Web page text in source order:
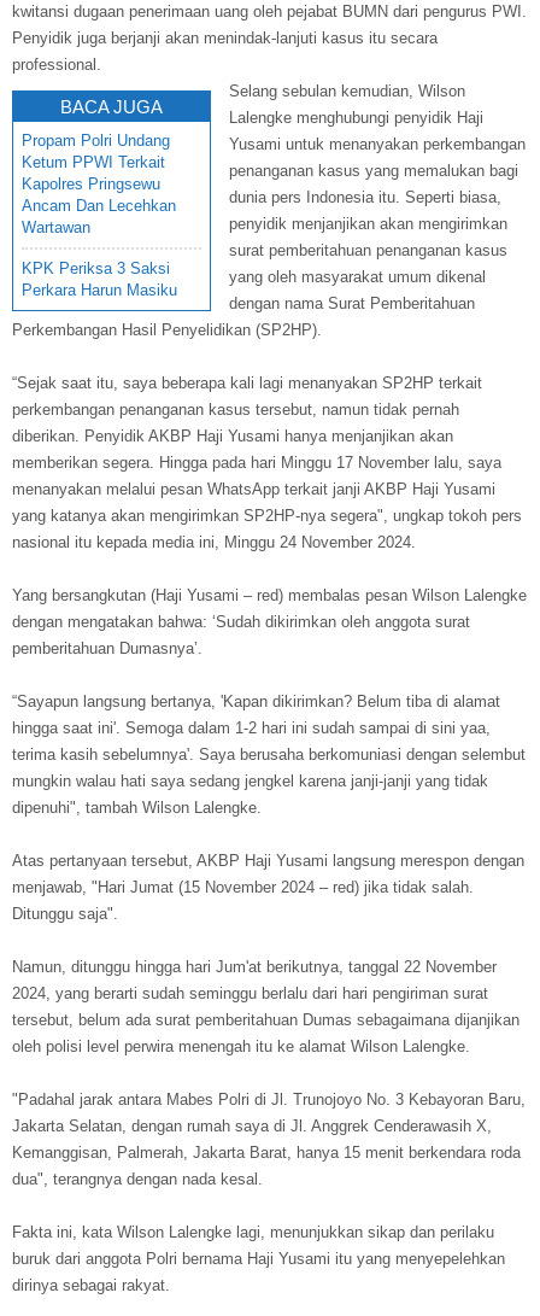
kwitansi dugaan penerimaan uang oleh pejabat BUMN dari pengurus PWI.
Penyidik juga berjanji akan menindak-lanjuti kasus itu secara
professional.
BACA JUGA
Propam Polri Undang
Ketum PPWI Terkait
Kapolres Pringsewu
Ancam Dan Lecehkan
Wartawan
KPK Periksa 3 Saksi
Perkara Harun Masiku
Selang sebulan kemudian, Wilson
Lalengke menghubungi penyidik Haji
Yusami untuk menanyakan perkembangan
penanganan kasus yang memalukan bagi
dunia pers Indonesia itu. Seperti biasa,
penyidik menjanjikan akan mengirimkan
surat pemberitahuan penanganan kasus
yang oleh masyarakat umum dikenal
dengan nama Surat Pemberitahuan
Perkembangan Hasil Penyelidikan (SP2HP).
“Sejak saat itu, saya beberapa kali lagi menanyakan SP2HP terkait
perkembangan penanganan kasus tersebut, namun tidak pernah
diberikan. Penyidik AKBP Haji Yusami hanya menjanjikan akan
memberikan segera. Hingga pada hari Minggu 17 November lalu, saya
menanyakan melalui pesan WhatsApp terkait janji AKBP Haji Yusami
yang katanya akan mengirimkan SP2HP-nya segera", ungkap tokoh pers
nasional itu kepada media ini, Minggu 24 November 2024.
Yang bersangkutan (Haji Yusami – red) membalas pesan Wilson Lalengke
dengan mengatakan bahwa: ‘Sudah dikirimkan oleh anggota surat
pemberitahuan Dumasnya’.
“Sayapun langsung bertanya, 'Kapan dikirimkan? Belum tiba di alamat
hingga saat ini'. Semoga dalam 1-2 hari ini sudah sampai di sini yaa,
terima kasih sebelumnya'. Saya berusaha berkomuniasi dengan selembut
mungkin walau hati saya sedang jengkel karena janji-janji yang tidak
dipenuhi", tambah Wilson Lalengke.
Atas pertanyaan tersebut, AKBP Haji Yusami langsung merespon dengan
menjawab, "Hari Jumat (15 November 2024 – red) jika tidak salah.
Ditunggu saja".
Namun, ditunggu hingga hari Jum'at berikutnya, tanggal 22 November
2024, yang berarti sudah seminggu berlalu dari hari pengiriman surat
tersebut, belum ada surat pemberitahuan Dumas sebagaimana dijanjikan
oleh polisi level perwira menengah itu ke alamat Wilson Lalengke.
"Padahal jarak antara Mabes Polri di Jl. Trunojoyo No. 3 Kebayoran Baru,
Jakarta Selatan, dengan rumah saya di Jl. Anggrek Cenderawasih X,
Kemanggisan, Palmerah, Jakarta Barat, hanya 15 menit berkendara roda
dua", terangnya dengan nada kesal.
Fakta ini, kata Wilson Lalengke lagi, menunjukkan sikap dan perilaku
buruk dari anggota Polri bernama Haji Yusami itu yang menyepelehkan
dirinya sebagai rakyat.